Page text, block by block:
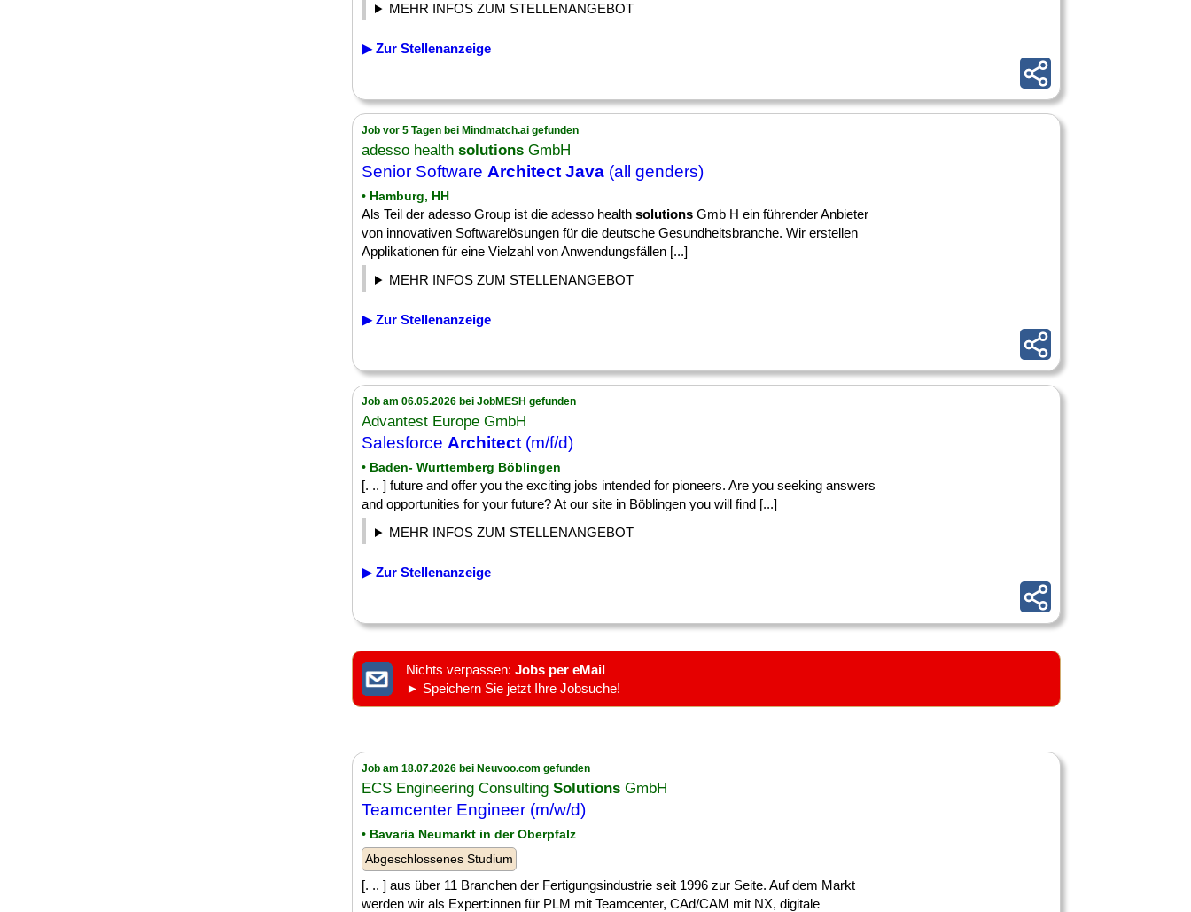
MEHR INFOS ZUM STELLENANGEBOT
▶ Zur Stellenanzeige
Job vor 5 Tagen bei Mindmatch.ai gefunden
adesso health solutions GmbH
Senior Software Architect Java (all genders)
• Hamburg, HH
Als Teil der adesso Group ist die adesso health solutions Gmb H ein führender Anbieter
von innovativen Softwarelösungen für die deutsche Gesundheitsbranche. Wir erstellen
Applikationen für eine Vielzahl von Anwendungsfällen [...]
MEHR INFOS ZUM STELLENANGEBOT
▶ Zur Stellenanzeige
Job am 06.05.2026 bei JobMESH gefunden
Advantest Europe GmbH
Salesforce Architect (m/f/d)
• Baden- Wurttemberg Böblingen
[. .. ] future and offer you the exciting jobs intended for pioneers. Are you seeking answers
and opportunities for your future? At our site in Böblingen you will find [...]
MEHR INFOS ZUM STELLENANGEBOT
▶ Zur Stellenanzeige
Nichts verpassen: Jobs per eMail
► Speichern Sie jetzt Ihre Jobsuche!
Job am 18.07.2026 bei Neuvoo.com gefunden
ECS Engineering Consulting Solutions GmbH
Teamcenter Engineer (m/w/d)
• Bavaria Neumarkt in der Oberpfalz
Abgeschlossenes Studium
[. .. ] aus über 11 Branchen der Fertigungsindustrie seit 1996 zur Seite. Auf dem Markt
werden wir als Expert:innen für PLM mit Teamcenter, CAd/CAM mit NX, digitale